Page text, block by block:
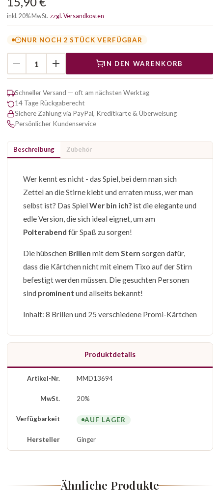
inkl. 20% MwSt. zzgl. Versandkosten
NUR NOCH 2 STÜCK VERFÜGBAR
IN DEN WARENKORB
Schneller Versand — oft am nächsten Werktag
14 Tage Rückgaberecht
Sichere Zahlung via PayPal, Kreditkarte & Überweisung
Persönlicher Kundenservice
Beschreibung Zubehör
Wer kennt es nicht - das Spiel, bei dem man sich
Zettel an die Stirne klebt und erraten muss, wer man
selbst ist? Das Spiel Wer bin ich? ist die elegante und
edle Version, die sich ideal eignet, um am
Polterabend für Spaß zu sorgen!
Die hübschen Brillen mit dem Stern sorgen dafür,
dass die Kärtchen nicht mit einem Tixo auf der Stirn
befestigt werden müssen. Die gesuchten Personen
sind prominent und allseits bekannt!
Inhalt: 8 Brillen und 25 verschiedene Promi-Kärtchen
Produktdetails
Artikel-Nr. MMD13694
MwSt. 20%
Verfügbarkeit AUF LAGER
Hersteller Ginger
Ähnliche Produkte